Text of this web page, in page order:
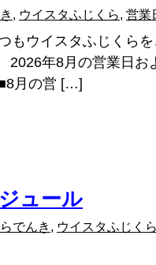
, ウイスタふじくら, 営業
もウイスタふじくらを
2026年8月の営業日お
月の営 […]
ュール
でんき ウイスタふじくら